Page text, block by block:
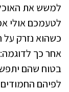
למשש את
לטעמכם אולי
כשהוא נזרק על
אחר כך לדוגמה:
בטוח שהם
לפיהם